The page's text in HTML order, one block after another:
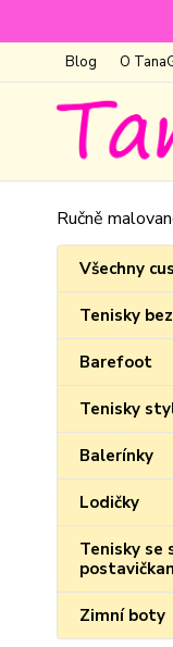
Blog O
Ručně
Všechny
Tenisky
Barefoot
Tenisky
Balerínky
Lodičky
Tenisky se
Zimní boty